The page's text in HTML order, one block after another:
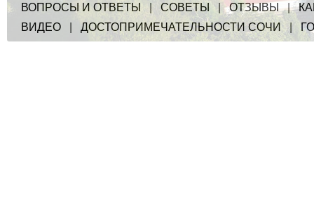
ВОПРОСЫ И ОТВЕТЫ СОВЕТЫ |ОТЗЫВЫ |
ВИДЕО
ДОСТОПРИМЕЧАТЕЛЬНОСТИ СОЧИ